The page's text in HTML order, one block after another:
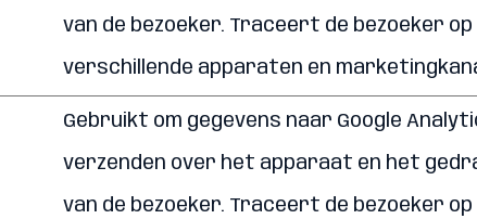
van de bezoeker. Traceert de bezoeker op
verschillende apparaten en
Gebruikt om gegevens naar Google
verzenden over het apparaat en het
van de bezoeker. Traceert de bezoeker op